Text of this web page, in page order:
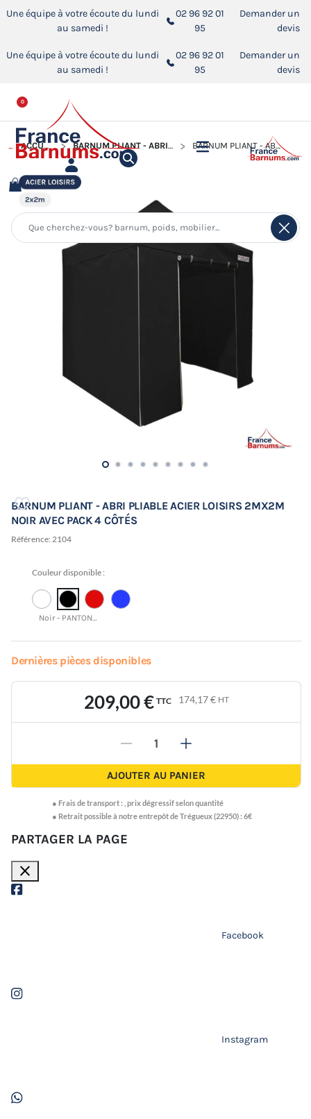
Une équipe à votre écoute du lundi
au samedi !
02 96 92 01
95
Demander un
devis
Une équipe à votre écoute du lundi
au samedi !
02 96 92 01
95
Demander un
devis
0
ACCUEIL BARNUM PLIANT - ABRI PLIABLE ACIER LOISIRS BARNUM PLIANT - ABRI PLIABLE ACIER LOISIRS 2MX2M NOIR AVEC PACK 4 CÔTÉS
BARNUM PLIANT - ABRI PLIABLE ACIER LOISIRS 2MX2M
NOIR AVEC PACK 4 CÔTÉS
Référence: 2104
Couleur disponible :
Noir - PANTONE 19-4015 TCX
Dernières pièces disponibles
209,00 € TTC 174,17 € HT
- +
AJOUTER AU PANIER
● Frais de transport : prix dégressif selon quantité
● Retrait possible à notre entrepôt de Trégueux (22950) : 6€
PARTAGER LA PAGE
close
Facebook
Instagram